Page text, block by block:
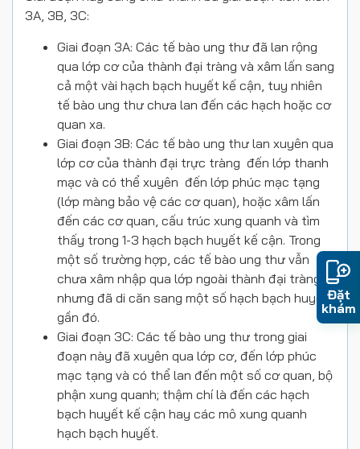
3A, 3B, 3C:
Giai đoạn 3A: Các tế bào ung thư đã lan rộng
qua lớp cơ của thành đại tràng và xâm lấn sang
cả một vài hạch bạch huyết kế cận, tuy nhiên
tế bào ung thư chưa lan đến các hạch hoặc cơ
quan xa.
Giai đoạn 3B: Các tế bào ung thư lan xuyên qua
lớp cơ của thành đại trực tràng đến lớp thanh
mạc và có thể xuyên đến lớp phúc mạc tạng
(lớp màng bảo vệ các cơ quan), hoặc xâm lấn
đến các cơ quan, cấu trúc xung quanh và tìm
thấy trong 1-3 hạch bạch huyết kế cận. Trong
một số trường hợp, các tế bào ung thư vẫn
chưa xâm nhập qua lớp ngoài thành đại tràng
nhưng đã di căn sang một số hạch bạch huyết
gần đó.
Giai đoạn 3C: Các tế bào ung thư trong giai
đoạn này đã xuyên qua lớp cơ, đến lớp phúc
mạc tạng và có thể lan đến một số cơ quan, bộ
phận xung quanh; thậm chí là đến các hạch
bạch huyết kế cận hay các mô xung quanh
hạch bạch huyết.
Đặt
khám